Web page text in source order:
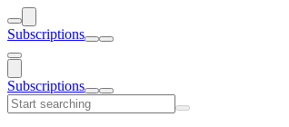
Subscriptions
Subscriptions